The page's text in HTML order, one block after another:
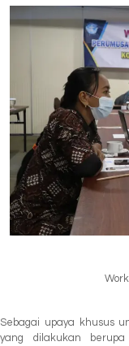
Sebagai upaya khusus
yang dilakukan